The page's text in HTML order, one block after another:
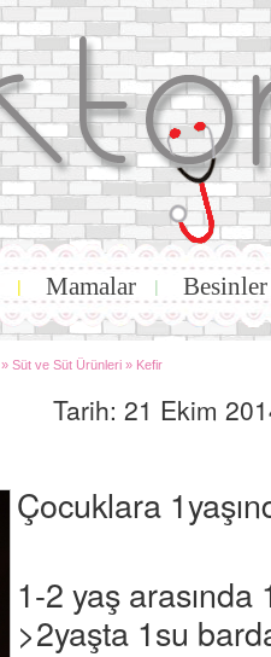
| Mamalar | Besinler
» Süt ve Süt Ürünleri » Kefir
Tarih: 21 Ekim
Çocuklara
1-2 yaş arasında
>2yaşta 1su